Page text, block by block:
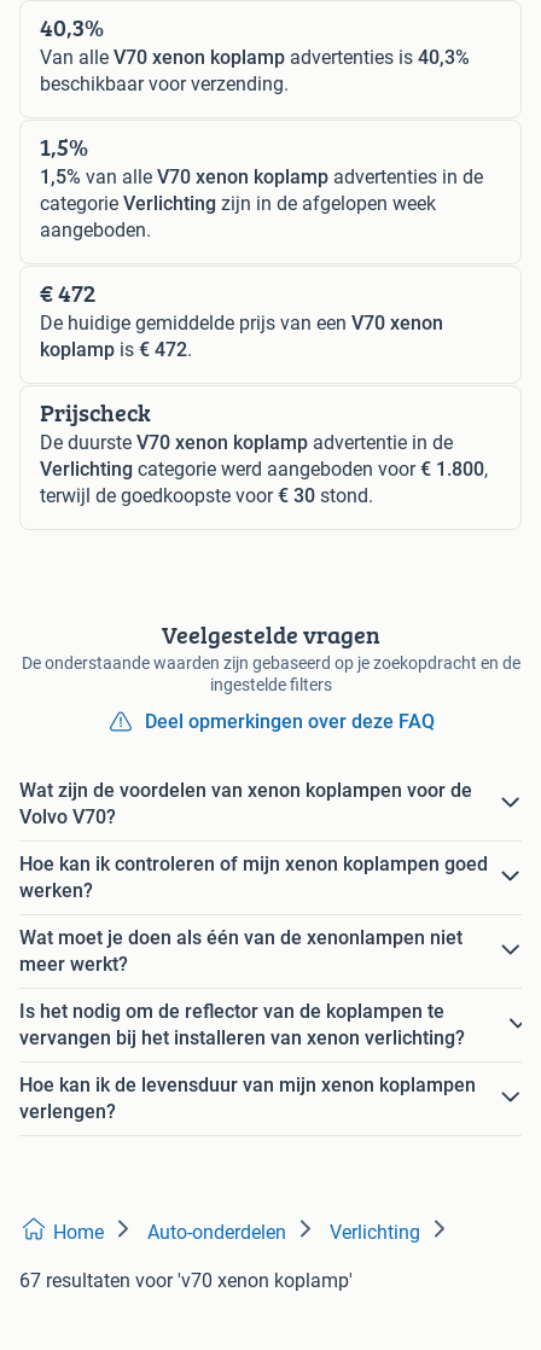
40,3%
Van alle V70 xenon koplamp advertenties is 40,3%
beschikbaar voor verzending.
1,5%
1,5% van alle V70 xenon koplamp advertenties in de
categorie Verlichting zijn in de afgelopen week
aangeboden.
€ 472
De huidige gemiddelde prijs van een V70 xenon
koplamp is € 472.
Prijscheck
De duurste V70 xenon koplamp advertentie in de
Verlichting categorie werd aangeboden voor€ 1.800,
terwijl de goedkoopste voor€ 30 stond.
Veelgestelde vragen
De onderstaande waarden zijn gebaseerd op je zoekopdracht en de
ingestelde filters
Deel opmerkingen over deze FAQ
Wat zijn de voordelen van xenon koplampen voor de
Volvo V70?
Hoe kan ik controleren of mijn xenon koplampen goed
werken?
Wat moet je doen als één van de xenonlampen niet
meer werkt?
Is het nodig om de reflector van de koplampen te
vervangen bij het installeren van xenon verlichting?
Hoe kan ik de levensduur van mijn xenon koplampen
verlengen?
Home Auto-onderdelen Verlichting
67 resultaten voor 'v70 xenon koplamp'